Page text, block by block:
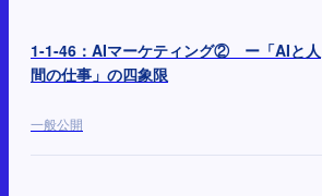
1-1-46：AIマーケティング② ー「AIと人
間の仕事」の四象限
一般公開